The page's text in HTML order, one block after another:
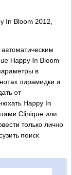
In Bloom 2012,
Happy In Bloom
в
пирамидки и
от
Happy In
Clinique или
только лично
поиск